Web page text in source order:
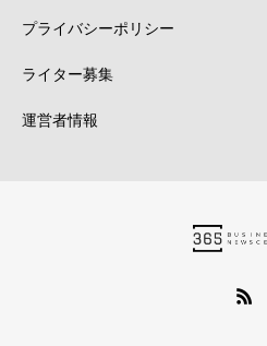
プライバシーポリシー
ライター募集
運営者情報